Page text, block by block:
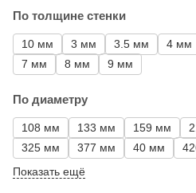
По толщине стенки
10 мм 3 мм 3.5 мм 4 мм
7 мм
8 мм 9 мм
По диаметру
108 мм 133 мм 159 мм
325 мм
377 мм 40 мм
Показать ещё